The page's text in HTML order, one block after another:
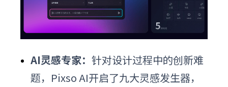
AI灵感专家： 针对设计过程中的创新难
题，Pixso AI开启了九大灵感发生器，